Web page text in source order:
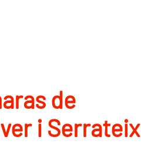
de
i Serrateix